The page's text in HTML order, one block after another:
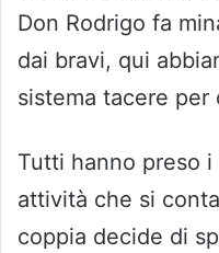
Don Rodrigo fa
dai bravi, qui
sistema tacere per
Tutti hanno preso
attività che si
coppia decide di